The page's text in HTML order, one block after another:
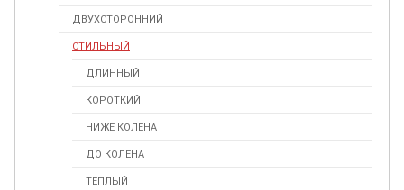
ДВУХСТОРОННИЙ
СТИЛЬНЫЙ
ДЛИННЫЙ
КОРОТКИЙ
НИЖЕ КОЛЕНА
ДО КОЛЕНА
ТЕПЛЫЙ